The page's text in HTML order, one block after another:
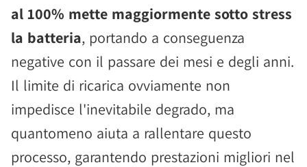
al 100% mette maggiormente sotto stress
la batteria, portando a conseguenza
negative con il passare dei mesi e degli anni.
Il limite di ricarica ovviamente non
impedisce l'inevitabile degrado, ma
quantomeno aiuta a rallentare questo
processo, garantendo prestazioni migliori nel